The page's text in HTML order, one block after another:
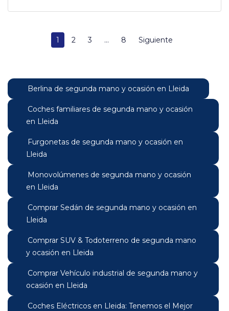
1 2 3 ... 8 Siguiente
Berlina de segunda mano y ocasión en Lleida
Coches familiares de segunda mano y ocasión
en Lleida
Furgonetas de segunda mano y ocasión en
Lleida
Monovolúmenes de segunda mano y ocasión
en Lleida
Comprar Sedán de segunda mano y ocasión en
Lleida
Comprar SUV & Todoterreno de segunda mano
y ocasión en Lleida
Comprar Vehículo industrial de segunda mano y
ocasión en Lleida
Coches Eléctricos en Lleida: Tenemos el Mejor